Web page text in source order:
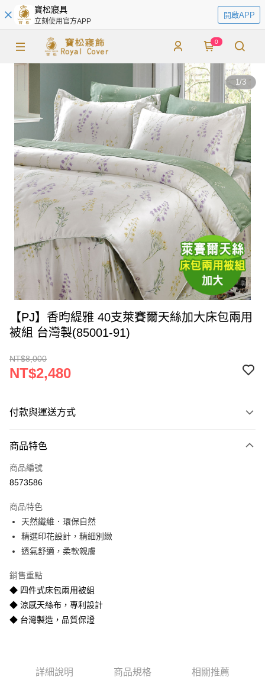
寶松寢具
立刻使用官方APP
開啟APP
0
1/3
【PJ】香昀緹雅 40支萊賽爾天絲加大床包兩用
被組 台灣製(85001-91)
NT$8,000
NT$2,480
付款與運送方式
信用卡一次付款
LINE Pay
街口支付
悠遊付
全盈+PAY
AFTEE先享後付
相關說明
１．簡單：不需註冊會員、不需綁卡、不需儲值。
２．便利：只要手機號碼，簡訊認證，即可結帳。
運送方式
商品特色
商品編號
8573586
商品特色
天然纖維．環保自然
精選印花設計，精細別緻
透氣舒適，柔軟親膚
銷售重點
◆ 四件式床包兩用被組
◆ 涼感天絲布，專利設計
◆ 台灣製造，品質保證
詳細說明 商品規格 相關推薦